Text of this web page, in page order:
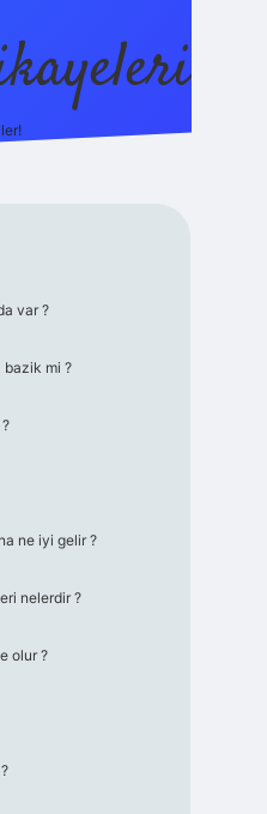
var ?
bazik mi ?
ne iyi gelir ?
nelerdir ?
olur ?